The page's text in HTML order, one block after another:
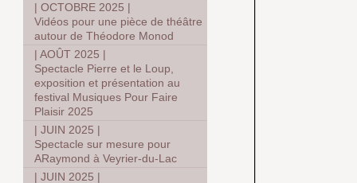
|OCTOBRE 2025 |
Vidéos pour une pièce de théâtre
autour de Théodore Monod
|AOÛT 2025 |
Spectacle Pierre et le Loup,
exposition et présentation au
festival Musiques Pour Faire
Plaisir 2025
|JUIN 2025 |
Spectacle sur mesure pour
ARaymond à Veyrier-du-Lac
|JUIN 2025 |